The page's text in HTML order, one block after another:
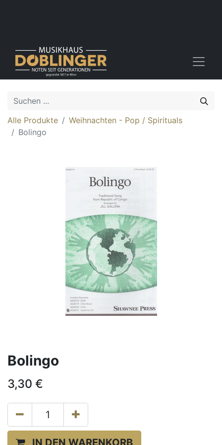
Alle Produkte
Weihnachten - Pop / Spirituals
Bolingo
Bolingo
3,30 €
IN DEN WARENKORB